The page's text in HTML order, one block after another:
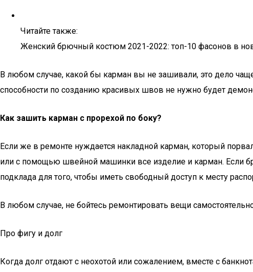
Читайте также:
Женский брючный костюм 2021-2022: топ-10 фасонов в
В любом случае, какой бы карман вы не зашивали, это дело
способности по созданию красивых швов не нужно будет
Как зашить карман с прорехой по боку?
Если же в ремонте нуждается накладной карман, который
или с помощью швейной машинки все изделие и карман. Если
подклада для того, чтобы иметь свободный доступ к месту
В любом случае, не бойтесь ремонтировать вещи
Про фигу и долг
Когда долг отдают с неохотой или сожалением, вместе с